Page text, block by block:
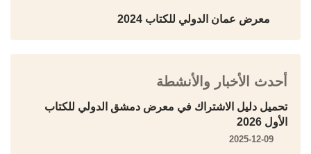
معرض عمان الدولي للكتاب 2024
أحدث الأخبار والأنشطة
تحميل دليل الاشتراك في معرض دمشق الدولي للكتاب
الأول 2026
2025-12-09